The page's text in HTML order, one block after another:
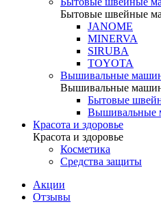
Бытовые швейные
JANOME
MINERVA
SIRUBA
TOYOTA
Вышивальные
Вышивальные
Бытовые
Вышивальные
Красота и здоровье
Красота и здоровье
Косметика
Средства защиты
Акции
Отзывы